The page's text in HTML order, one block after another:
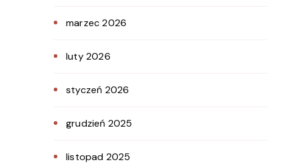
marzec 2026
luty 2026
styczeń 2026
grudzień 2025
listopad 2025